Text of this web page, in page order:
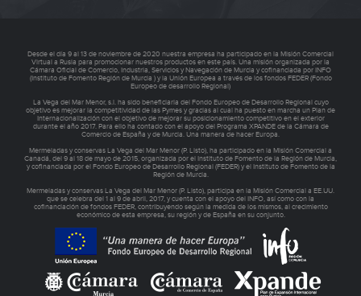
Desde el día 9 al 13 de noviembre de 2020 nuestra empresa ha participado en la Misión Comercial
Virtual a Rusia para promocionar nuestros productos en este país. Una misión organizada por la
Cámara Oficial de Comercio, Industria, Servicios y Navegación de Murcia y cofinanciada por INFO
(Instituto de Fomento Región de Murcia ) y la Unión Europea a través de los fondos FEDER (Fondo
Europeo de desarrollo Regional)
La Vega del Mar Menor, s.l. ha sido beneficiaria del Fondo Europeo de Desarrollo Regional cuyo
objetivo es mejorar la competitividad de las Pymes y gracias al cual ha puesto en marcha un Plan de
Internacionalización con el objetivo de mejorar su posicionamiento competitivo en el exterior
durante el año 2017. Para ello ha contado con el apoyo del Programa XPANDE de la Cámara de
Comercio de España y de Murcia. Una manera de hacer Europa.
Mermeladas y conservas La Vega del Mar Menor (P. Listo), ha participado en la Misión Comercial a
Canadá, del 9 al 18 de mayo de 2015, organizada por el Instituto de Fomento de la Región de Murcia,
y cofinanciada por el Fondo Europeo de Desarrollo Regional (FEDER) y el Instituto de Fomento de la
Región de Murcia.
Mermeladas y conservas La Vega del Mar Menor (P. Listo), participa en la Misión Comercial a EE.UU.
que se celebra del 1 al 9 de abril, 2017, y cuenta con el apoyo del INFO, así como con la
cofinanciación de fondos FEDER, contribuyendo según la medida de los mismos, al crecimiento
económico de esta empresa, su región y de España en su conjunto.